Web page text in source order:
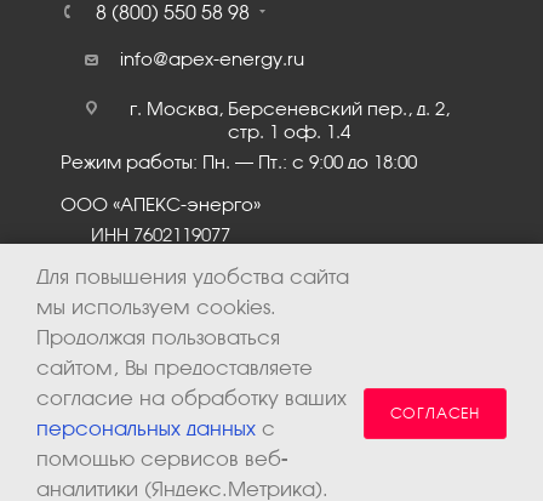
8 (800) 550 58 98
info@apex-energy.ru
г. Москва, Берсеневский пер., д. 2,
стр. 1 оф. 1.4
Режим работы: Пн. – Пт.: с 9:00 до 18:00
ООО «АПЕКС-энерго»
ИНН 7602119077
Для повышения удобства сайта
мы используем cookies.
Продолжая пользоваться
сайтом, Вы предоставляете
согласие на обработку ваших
персональных данных с
помощью сервисов веб-
аналитики (Яндекс.Метрика).
СОГЛАСЕН